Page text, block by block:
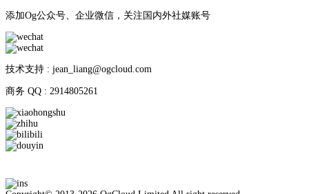
添加Og公众号、企业微信，关注国内外社媒账号
技术支持 : jean_liang@ogcloud.com
商务 QQ : 2914805261